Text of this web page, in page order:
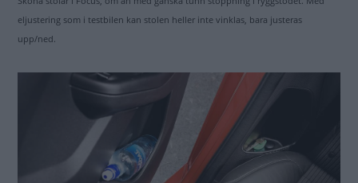
eljustering som i testbilen kan stolen heller inte vinklas, bara justeras
upp/ned.